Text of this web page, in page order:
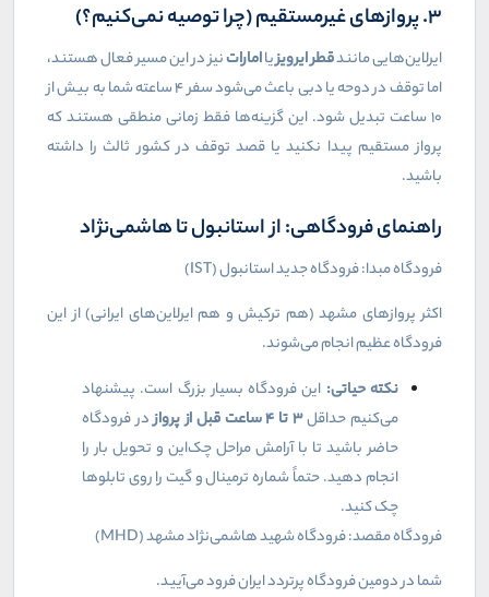
۳. پروازهای غیرمستقیم (چرا توصیه نمی‌کنیم؟)
ایرلاین‌هایی مانندقطر ایرویزیااماراتنیز در این مسیر فعال هستند،
اما توقف در دوحه یا دبی باعث می‌شود سفر ۴ ساعته شما به بیش از
۱۰ ساعت تبدیل شود. این گزینه‌ها فقط زمانی منطقی هستند که
پرواز مستقیم پیدا نکنید یا قصد توقف در کشور ثالث را داشته
باشید.
راهنمای فرودگاهی: از استانبول تا هاشمی‌نژاد
فرودگاه مبدا: فرودگاه جدید استانبول (IST
)
اکثر پروازهای مشهد (هم ترکیش و هم ایرلاین‌های ایرانی) از این
فرودگاه عظیم انجام می‌شوند.
نکته حیاتی: این فرودگاه بسیار بزرگ است. پیشنهاد
می‌کنیم حداقل۳تا ۴ساعت قبل از پروازدر فرودگاه
حاضر باشید تا با آرامش مراحل چک‌این و تحویل بار را
انجام دهید. حتماً شماره ترمینال و گیت را روی تابلوها
چک کنید.
فرودگاه مقصد: فرودگاه شهید هاشمی‌نژاد مشهد (MHD
)
شما در دومین فرودگاه پرتردد ایران فرود می‌آیید.